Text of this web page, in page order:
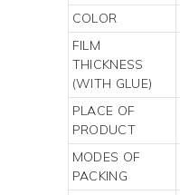
COLOR
FILM
THICKNESS
(WITH GLUE)
PLACE OF
PRODUCT
MODES OF
PACKING